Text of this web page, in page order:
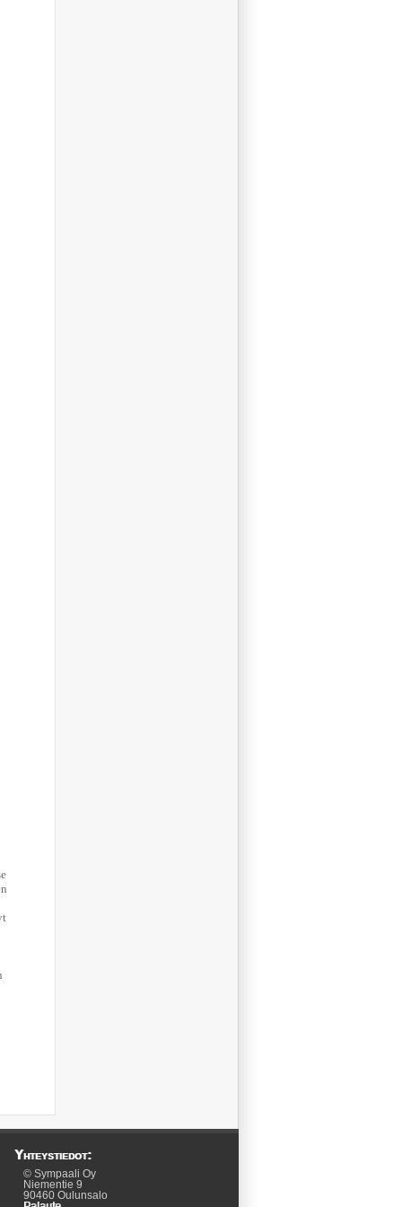
Yhteystiedot:
© Sympaali Oy
Niementie 9
90460 Oulunsalo